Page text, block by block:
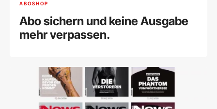
ABOSHOP
Abo sichern und keine Ausgabe
mehr verpassen.